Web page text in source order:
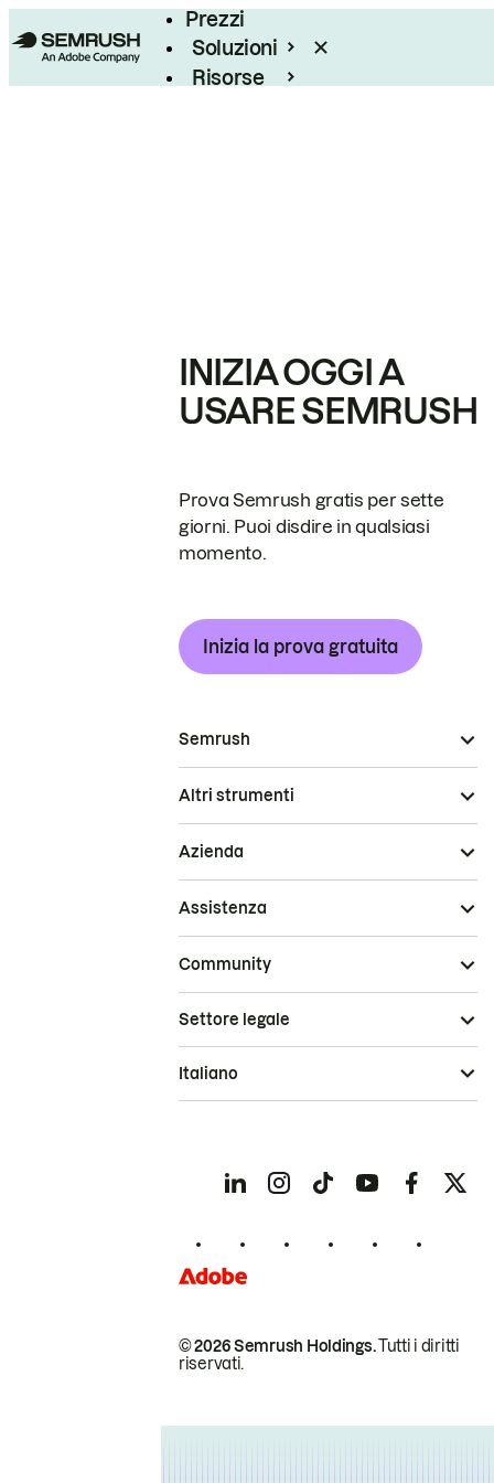
Prezzi
Soluzioni
Risorse
INIZIA OGGI A
USARE SEMRUSH
Prova Semrush gratis per sette
giorni. Puoi disdire in qualsiasi
momento.
Inizia la prova gratuita
Semrush
Altri strumenti
Azienda
Assistenza
Community
© 2026 Semrush Holdings.Tutti i diritti
riservati.
Settore legale
Italiano